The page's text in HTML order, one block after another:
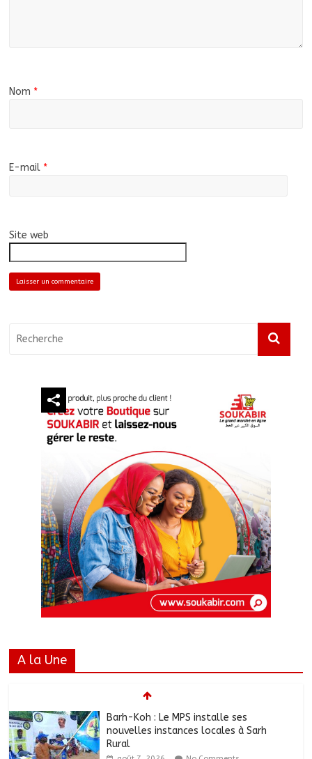
Nom *
E-mail *
Site web
A la Une
Barh-Koh : Le MPS installe ses
nouvelles instances locales à Sarh
Rural